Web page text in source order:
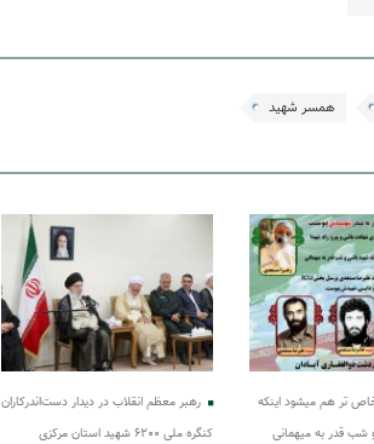
همسر شهید
تر هم میشود اینکه
شب قدر به میهمانی
رهبر معظم انقلاب در دیدار دست‌اندرکاران
کنگره ملی ۶۲۰۰ شهید استان مرکزی